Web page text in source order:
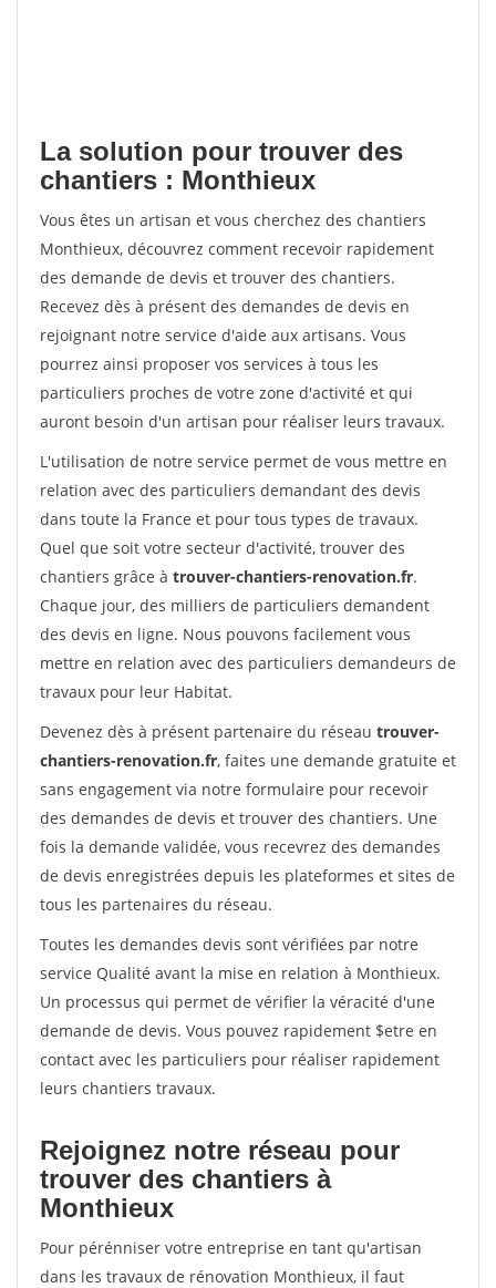
La solution pour trouver des
chantiers : Monthieux
Vous êtes un artisan et vous cherchez des chantiers
Monthieux, découvrez comment recevoir rapidement
des demande de devis et trouver des chantiers.
Recevez dès à présent des demandes de devis en
rejoignant notre service d'aide aux artisans. Vous
pourrez ainsi proposer vos services à tous les
particuliers proches de votre zone d'activité et qui
auront besoin d'un artisan pour réaliser leurs travaux.
L'utilisation de notre service permet de vous mettre en
relation avec des particuliers demandant des devis
dans toute la France et pour tous types de travaux.
Quel que soit votre secteur d'activité, trouver des
chantiers grâce à trouver-chantiers-renovation.fr.
Chaque jour, des milliers de particuliers demandent
des devis en ligne. Nous pouvons facilement vous
mettre en relation avec des particuliers demandeurs de
travaux pour leur Habitat.
Devenez dès à présent partenaire du réseau trouver-
chantiers-renovation.fr, faites une demande gratuite et
sans engagement via notre formulaire pour recevoir
des demandes de devis et trouver des chantiers. Une
fois la demande validée, vous recevrez des demandes
de devis enregistrées depuis les plateformes et sites de
tous les partenaires du réseau.
Toutes les demandes devis sont vérifiées par notre
service Qualité avant la mise en relation à Monthieux.
Un processus qui permet de vérifier la véracité d'une
demande de devis. Vous pouvez rapidement $etre en
contact avec les particuliers pour réaliser rapidement
leurs chantiers travaux.
Rejoignez notre réseau pour
trouver des chantiers à
Monthieux
Pour pérénniser votre entreprise en tant qu'artisan
dans les travaux de rénovation Monthieux, il faut